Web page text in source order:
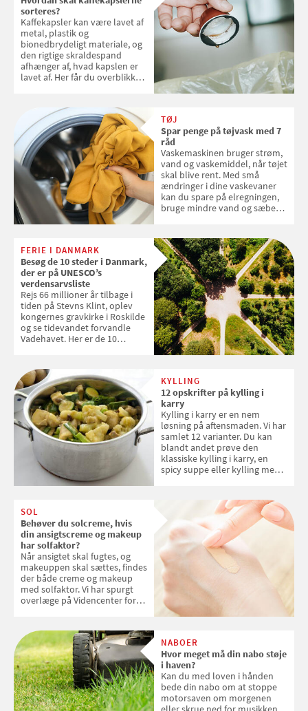
sorteres?
Kaffekapsler kan være lavet af
metal, plastik og
bionedbrydeligt materiale, og
den rigtige skraldespand
afhænger af, hvad kapslen er
lavet af. Her får du overblikket
TØJ
Spar penge på tøjvask med 7
råd
Vaskemaskinen bruger strøm,
vand og vaskemiddel, når tøjet
skal blive rent. Med små
ændringer i dine vaskevaner
kan du spare på elregningen,
bruge mindre vand og sæbe
enkle råd til at spare penge på
tøjvasken
FERIE I DANMARK
Besøg de 10 steder i Danmark,
der er på UNESCO’s
verdensarvsliste
Rejs 66 millioner år tilbage i
tiden på Stevns Klint, oplev
kongernes gravkirke i Roskilde
og se tidevandet forvandle
Vadehavet. Her er de 10
KYLLING
12 opskrifter på kylling i
karry
Kylling i karry er en nem
løsning på aftensmaden. Vi har
samlet 12 varianter. Du kan
blandt andet prøve den
klassiske kylling i karry, en
spicy suppe eller kylling med
SOL
Behøver du solcreme, hvis
din ansigtscreme og makeup
har solfaktor?
Når ansigtet skal fugtes, og
makeuppen skal sættes, findes
der både creme og makeup
med solfaktor. Vi har spurgt
overlæge på Videncenter for
med SPF kan erstatte
solcreme, når man bevæger
sig ud i solen
NABOER
Hvor meget må din nabo støje
i haven?
Kan du med loven i hånden
bede din nabo om at stoppe
motorsaven om morgenen